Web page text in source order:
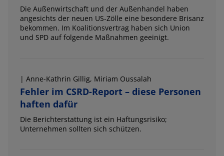
Die Außenwirtschaft und der Außenhandel haben
angesichts der neuen US-Zölle eine besondere Brisanz
bekommen. Im Koalitionsvertrag haben sich Union
und SPD auf folgende Maßnahmen geeinigt.
| Anne-Kathrin Gillig, Miriam Oussalah
Fehler im CSRD-Report – diese Personen
haften dafür
Die Berichterstattung ist ein Haftungsrisiko;
Unternehmen sollten sich schützen.